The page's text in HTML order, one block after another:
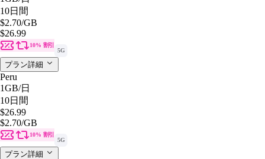
10日間
$2.70/GB
$26.99
10% 割引
5G
プラン詳細
Peru
1GB/日
10日間
$26.99
$2.70/GB
10% 割引
5G
プラン詳細